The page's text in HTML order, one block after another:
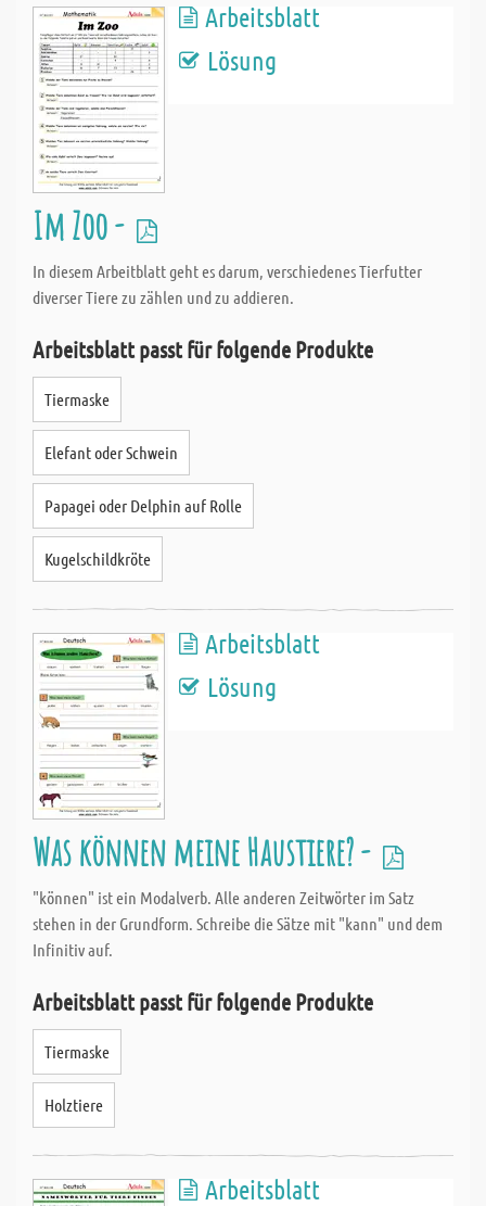
Arbeitsblatt
Lösung
Im Zoo -
In diesem Arbeitblatt geht es darum, verschiedenes Tierfutter
diverser Tiere zu zählen und zu addieren.
Arbeitsblatt passt für folgende Produkte
Tiermaske
Elefant oder Schwein
Papagei oder Delphin auf Rolle
Kugelschildkröte
Arbeitsblatt
Lösung
Was können meine Haustiere? -
"können" ist ein Modalverb. Alle anderen Zeitwörter im Satz
stehen in der Grundform. Schreibe die Sätze mit "kann" und dem
Infinitiv auf.
Arbeitsblatt passt für folgende Produkte
Tiermaske
Holztiere
Arbeitsblatt